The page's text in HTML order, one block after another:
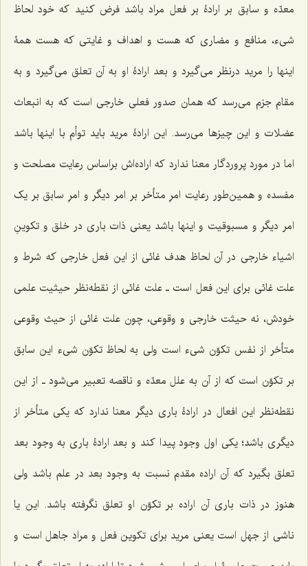
معدّه و سابق بر ارادۀ بر فعل مراد باشد فرض کنید که خود لحاظ
شیء، منافع و مضاری که هست و اهداف و غایتی که هست همۀ
اینها را مرید درنظر می‌گیرد و بعد ارادۀ او به آن تعلق می‌گیرد و به
مقام جزم می‌رسد که همان صدور فعلی خارجی است که به انبعاث
عضلات و این چیزها می‌رسد. این ارادۀ مرید باید توأم با اینها باشد
اما در مورد پروردگار معنا ندارد که اراده‌اش براساس رعایت مصلحت و
مفسده و همین‌طور رعایت امرِ متأخر بر امر دیگر و امرِ سابق بر یک
امر دیگر و مسبوقیت و اینها باشد یعنی ذات باری در خلق و تکوینِ
اشیاء خارجی در آن لحاظ هدف غائی از این فعل خارجی که شرط و
علت غائی برای این فعل است ـ علت غائی از نقطه‌نظر حیثیت علمی
خودش، نه حیثت خارجی و وقوعی، چون علت غائی از حیث وقوعی
متأخر از نفس تکوّن شیء است ولی به لحاظ تکوّن شیء این سابق
بر تکوّن است که از آن به علل معدّه و ناقصه تعبیر می‌شود ـ از این
نقطه‌نظر این افعال در ارادۀ باری دیگر معنا ندارد که یکی متأخر از
دیگری باشد؛ یکی اول وجود پیدا کند و بعد ارادۀ باری به وجود بعد
تعلق بگیرد که آن اراده مقدم نسبت به وجود بعد در علم باشد ولی
هنوز در ذات باری آن اراده بر تکوّن او تعلق نگرفته باشد. این یا
ناشی از جهل است یعنی مرید برای تکوین فعل و مراد جاهل است و